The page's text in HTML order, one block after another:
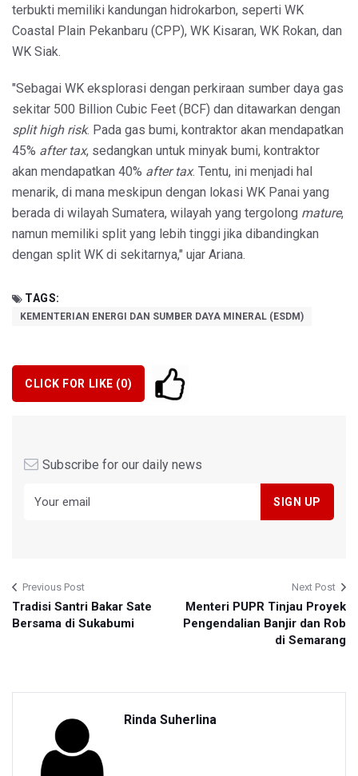
terbukti memiliki kandungan hidrokarbon, seperti WK
Coastal Plain Pekanbaru (CPP), WK Kisaran, WK Rokan, dan
WK Siak.
"Sebagai WK eksplorasi dengan perkiraan sumber daya gas
sekitar 500 Billion Cubic Feet (BCF) dan ditawarkan dengan
split high risk. Pada gas bumi, kontraktor akan mendapatkan
45% after tax, sedangkan untuk minyak bumi, kontraktor
akan mendapatkan 40% after tax. Tentu, ini menjadi hal
menarik, di mana meskipun dengan lokasi WK Panai yang
berada di wilayah Sumatera, wilayah yang tergolong mature,
namun memiliki split yang lebih tinggi jika dibandingkan
dengan split WK di sekitarnya," ujar Ariana.
TAGS:
KEMENTERIAN ENERGI DAN SUMBER DAYA MINERAL (ESDM)
CLICK FOR LIKE (0)
Subscribe for our daily news
Previous Post
Tradisi Santri Bakar Sate
Bersama di Sukabumi
Next Post
Menteri PUPR Tinjau Proyek
Pengendalian Banjir dan Rob
di Semarang
Rinda Suherlina